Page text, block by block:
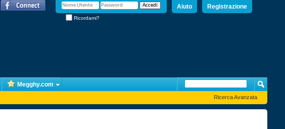
Registrazione
Aiuto
Ricordami?
Megghy.com
Ricerca Avanzata